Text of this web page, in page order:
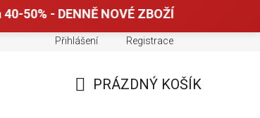
50% - DENNĚ NOVÉ ZBOŽÍ
Tabulky velikostí
Přihlášení Registrace
PRÁZDNÝ KOŠÍK